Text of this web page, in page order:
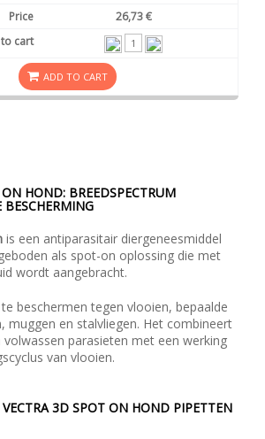
26,73 €
ADD TO CART
HOND: BREEDSPECTRUM
BESCHERMING
is een antiparasitair diergeneesmiddel
als spot-on oplossing die met
wordt aangebracht.
beschermen tegen vlooien, bepaalde
muggen en stalvliegen. Het combineert
volwassen parasieten met een werking
van vlooien.
3D SPOT ON HOND PIPETTEN